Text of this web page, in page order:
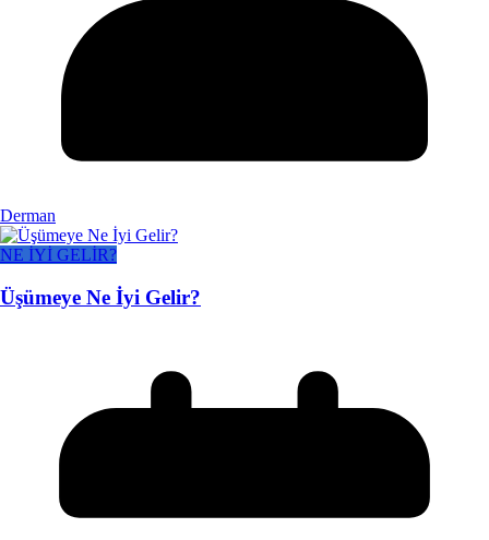
Derman
NE İYİ GELİR?
Üşümeye Ne İyi Gelir?